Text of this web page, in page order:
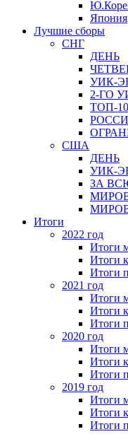
Япония
Лучшие сборы
СНГ
ДЕНЬ
УИК-
2-ГО
ТОП-
США
ДЕНЬ
УИК-
ЗА
Итоги
2022 год
Итоги
Итоги
Итоги
2021 год
Итоги
Итоги
Итоги
2020 год
Итоги
Итоги
Итоги
2019 год
Итоги
Итоги
Итоги